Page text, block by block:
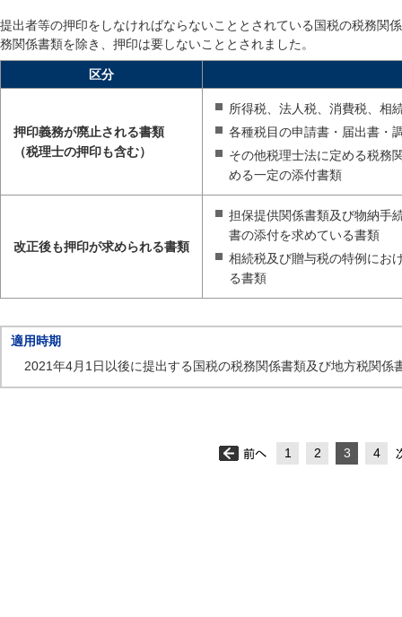
提出者等の押印をしなければならないこととされている国税の税務関
務関係書類を除き、押印は要しないこととされました。
区分
押印義務が廃止される書類
（税理士の押印も含む）
所得税、法人税、消費税、相
各種税目の申請書・届出書・
その他税理士法に定める税務
める一定の添付書類
改正後も押印が求められる書類
担保提供関係書類及び物納手
書の添付を求めている書類
相続税及び贈与税の特例にお
る書類
適用時期
2021年4月1日以後に提出する国税の税務関係書類及び地方税関係
1 2 3 4